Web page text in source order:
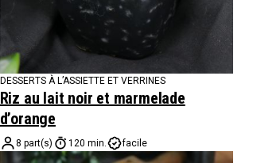
DESSERTS À L’ASSIETTE ET VERRINES
Riz au lait noir et marmelade
d’orange
8 part(s) 120 min. facile